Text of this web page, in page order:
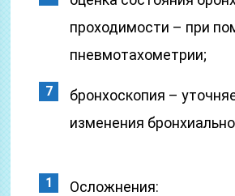
проходимости – при
пневмотахометрии;
бронхоскопия –
изменения
Осложнения: